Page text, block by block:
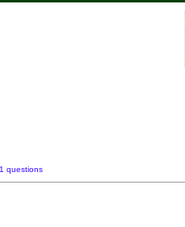
questions